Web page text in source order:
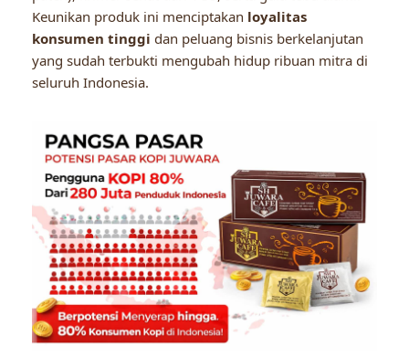
Keunikan produk ini menciptakan loyalitas
konsumen tinggi dan peluang bisnis berkelanjutan
yang sudah terbukti mengubah hidup ribuan mitra di
seluruh Indonesia.